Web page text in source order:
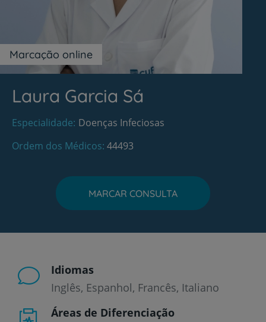
Marcação online
Laura Garcia Sá
Especialidade Doenças Infeciosas
Ordem dos Médicos 44493
MARCAR CONSULTA
Idiomas
Inglês Espanhol Francês Italiano
Áreas de Diferenciação